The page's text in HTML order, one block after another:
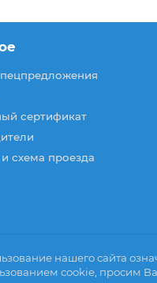
сертификат
схема проезда
нашего сайта
cookie, просим